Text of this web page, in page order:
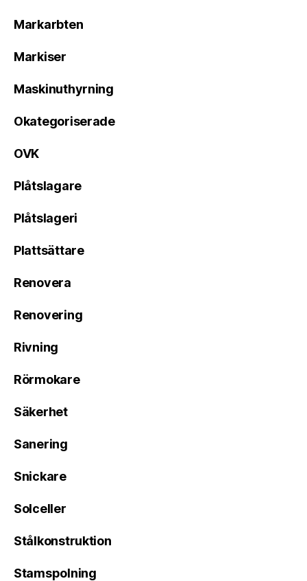
Markarbten
Markiser
Maskinuthyrning
Okategoriserade
OVK
Plåtslagare
Plåtslageri
Plattsättare
Renovera
Renovering
Rivning
Rörmokare
Säkerhet
Sanering
Snickare
Solceller
Stålkonstruktion
Stamspolning